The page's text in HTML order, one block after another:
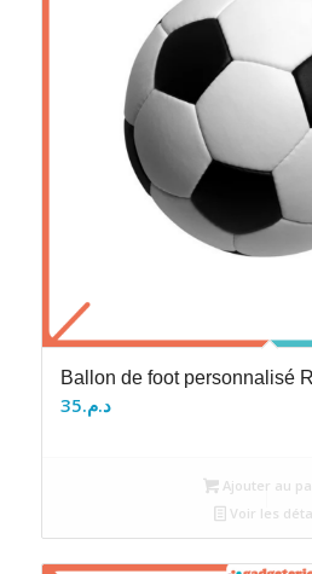
Ballon de foot personnalisé
د.م.35
Ajouter au
Voir les